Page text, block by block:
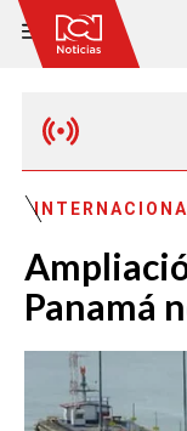
Panamá